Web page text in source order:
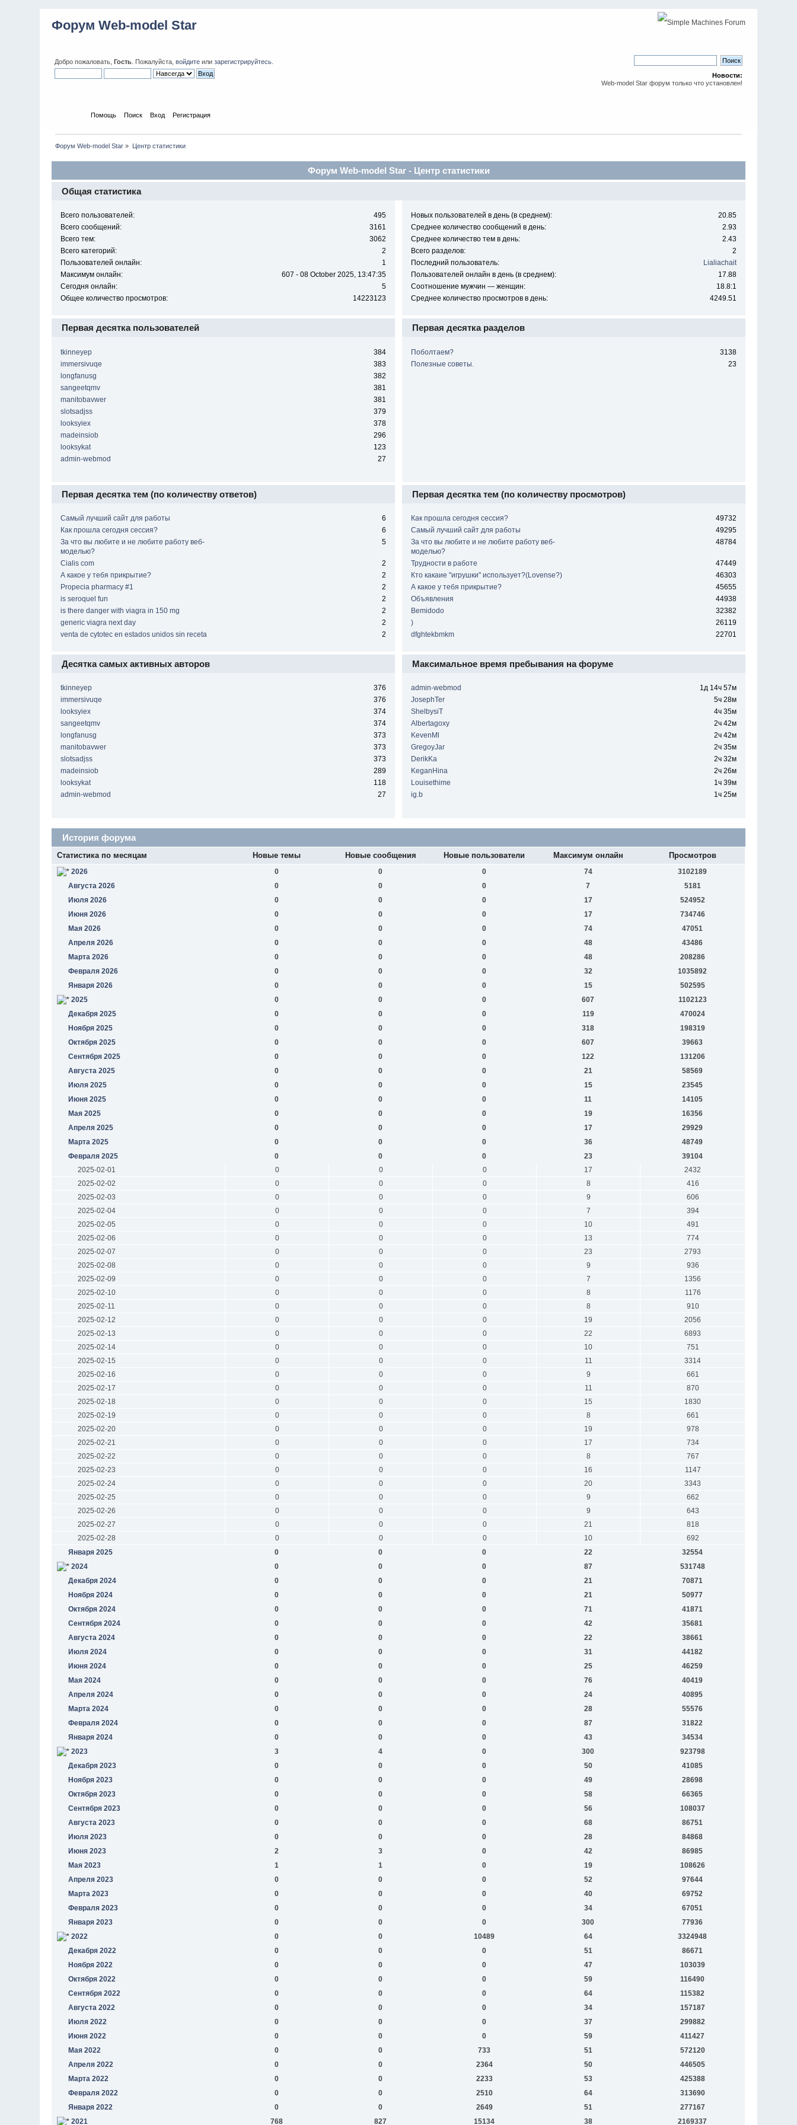
Форум Web-model Star
Добро пожаловать,Гость . Пожалуйста,войдите илизарегистрируйтесь
Новости:
Web-model Star форум только что установлен!
Помощь Поиск Вход Регистрация
Форум Web-model Star » Центр статистики
Форум Web-model Star - Центр статистики
Общая статистика
Всего пользователей:
495
Всего сообщений:
3161
Всего тем:
3062
Всего категорий:
2
Пользователей онлайн:
1
Максимум онлайн:
607 - 08 October 2025, 13:47:35
Сегодня онлайн:
5
Общее количество просмотров:
14223123
Новых пользователей в день (в среднем):
20.85
Среднее количество сообщений в день:
2.93
Среднее количество тем в день:
2.43
Всего разделов:
2
Последний пользователь:
Lialiachait
Пользователей онлайн в день (в среднем):
17.88
Соотношение мужчин — женщин:
18.8:1
Среднее количество просмотров в день:
4249.51
Первая десятка пользователей
tkinneyep
384
immersivuqe
383
longfanusg
382
sangeetqmv
381
manitobavwer
381
slotsadjss
379
looksyiex
378
madeinsiob
296
looksykat
123
admin-webmod
27
Первая десятка разделов
Поболтаем?
3138
Полезные советы.
23
Первая десятка тем (по количеству ответов)
Самый лучший сайт для работы
6
Как прошла сегодня сессия?
6
За что вы любите и не любите работу веб-
моделью?
5
Cialis com
2
А какое у тебя прикрытие?
2
Propecia pharmacy #1
2
is seroquel fun
2
is there danger with viagra in 150 mg
2
generic viagra next day
2
venta de cytotec en estados unidos sin receta
2
Первая десятка тем (по количеству просмотров)
Как прошла сегодня сессия?
49732
Самый лучший сайт для работы
49295
За что вы любите и не любите работу веб-
моделью?
48784
Трудности в работе
47449
Кто какаие "игрушки" использует?(Lovense?)
46303
А какое у тебя прикрытие?
45655
Объявления
44938
Bemidodo
32382
)
26119
dfghtekbmkm
22701
Десятка самых активных авторов
tkinneyep
376
immersivuqe
376
looksyiex
374
sangeetqmv
374
longfanusg
373
manitobavwer
373
slotsadjss
373
madeinsiob
289
looksykat
118
admin-webmod
27
Максимальное время пребывания на форуме
admin-webmod
1д 14ч 57м
JosephTer
5ч 28м
ShelbysiT
4ч 35м
Albertagoxy
2ч 42м
KevenMl
2ч 42м
GregoyJar
2ч 35м
DerikKa
2ч 32м
KeganHina
2ч 26м
Louisethime
1ч 39м
ig.b
1ч 25м
История форума
Статистика по месяцам Новые темы Новые сообщения Новые пользователи Максимум онлайн Просмотров
2026 0 0 0 74
3102189
Августа 2026
0 0 0 7
5181
Июля 2026
0 0 0 17
524952
Июня 2026
0 0 0 17
734746
Мая 2026
0 0 0 74
47051
Апреля 2026
0 0 0 48
43486
Марта 2026
0 0 0 48
208286
Февраля 2026
0 0 0 32
1035892
Января 2026
0 0 0 15
502595
2025
0 0 0 607
1102123
Декабря 2025
0 0 0 119
470024
Ноября 2025
0 0 0 318
198319
Октября 2025
0 0 0 607
39663
Сентября 2025
0 0 0 122
131206
Августа 2025
0 0 0 21
58569
Июля 2025
0 0 0 15
23545
Июня 2025
0 0 0 11
14105
Мая 2025
0 0 0 19
16356
Апреля 2025
0 0 0 17
29929
Марта 2025
0 0 0 36
48749
Февраля 2025
0 0 0 23
39104
2025-02-01
0 0 0 17
2432
2025-02-02
0 0 0 8
416
2025-02-03
0 0 0 9
606
2025-02-04
0 0 0 7
394
2025-02-05
0 0 0 10
491
2025-02-06
0 0 0 13
774
2025-02-07
0 0 0 23
2793
2025-02-08
0 0 0 9
936
2025-02-09
0 0 0 7
1356
2025-02-10
0 0 0 8
1176
2025-02-11
0 0 0 8
910
2025-02-12
0 0 0 19
2056
2025-02-13
0 0 0 22
6893
2025-02-14
0 0 0 10
751
2025-02-15
0 0 0 11
3314
2025-02-16
0 0 0 9
661
2025-02-17
0 0 0 11
870
2025-02-18
0 0 0 15
1830
2025-02-19
0 0 0 8
661
2025-02-20
0 0 0 19
978
2025-02-21
0 0 0 17
734
2025-02-22
0 0 0 8
767
2025-02-23
0 0 0 16
1147
2025-02-24
0 0 0 20
3343
2025-02-25
0 0 0 9
662
2025-02-26
0 0 0 9
643
2025-02-27
0 0 0 21
818
2025-02-28
0 0 0 10
692
Января 2025
0 0 0 22
32554
2024
0 0 0 87
531748
Декабря 2024
0 0 0 21
70871
Ноября 2024
0 0 0 21
50977
Октября 2024
0 0 0 71
41871
Сентября 2024
0 0 0 42
35681
Августа 2024
0 0 0 22
38661
Июля 2024
0 0 0 31
44182
Июня 2024
0 0 0 25
46259
Мая 2024
0 0 0 76
40419
Апреля 2024
0 0 0 24
40895
Марта 2024
0 0 0 28
55576
Февраля 2024
0 0 0 87
31822
Января 2024
0 0 0 43
34534
2023
3 4 0 300
923798
Декабря 2023
0 0 0 50
41085
Ноября 2023
0 0 0 49
28698
Октября 2023
0 0 0 58
66365
Сентября 2023
0 0 0 56
108037
Августа 2023
0 0 0 68
86751
Июля 2023
0 0 0 28
84868
Июня 2023
2 3 0 42
86985
Мая 2023
1 1 0 19
108626
Апреля 2023
0 0 0 52
97644
Марта 2023
0 0 0 40
69752
Февраля 2023
0 0 0 34
67051
Января 2023
0 0 0 300
77936
2022
0 0 10489 64
3324948
Декабря 2022
0 0 0 51
86671
Ноября 2022
0 0 0 47
103039
Октября 2022
0 0 0 59
116490
Сентября 2022
0 0 0 64
115382
Августа 2022
0 0 0 34
157187
Июля 2022
0 0 0 37
299882
Июня 2022
0 0 0 59
411427
Мая 2022
0 0 733 51
572120
Апреля 2022
0 0 2364 50
446505
Марта 2022
0 0 2233 53
425388
Февраля 2022
0 0 2510 64
313690
Января 2022
0 0 2649 51
277167
2021
768 827 15134 38 2169337